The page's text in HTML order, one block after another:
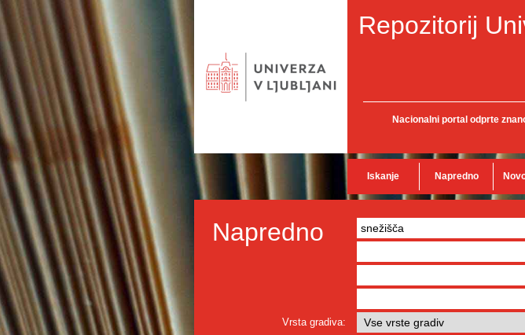
Repozitorij
Nacionalni portal odprte
Iskanje Napredno
Napredno
Vrsta gradiva: